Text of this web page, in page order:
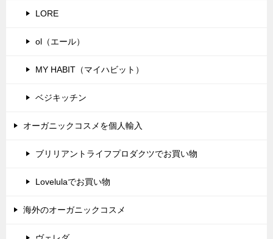
LORE
ol（エール）
MY HABIT（マイハビット）
ベジキッチン
オーガニックコスメを個人輸入
ブリリアントライフプロダクツでお買い物
Lovelulaでお買い物
海外のオーガニックコスメ